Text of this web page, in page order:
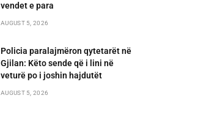
vendet e para
AUGUST 5, 2026
Policia paralajmëron qytetarët në
Gjilan: Këto sende që i lini në
veturë po i joshin hajdutët
AUGUST 5, 2026